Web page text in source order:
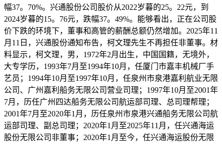
幅37。70%。兴通股份公司股价从2022岁暮的25。22元，到
2024岁暮的15。76元，跌幅37。49%。能够看出，正在公司股
价下跌的环境下，董事和高管的薪酬总额仍然增加。2025年11
月11日，兴通股份通知布告，柯文理先生不再担任非董事。材
料显示，柯文理，男，1972年2月出生，中国国籍，无境外，
大专学历，1993年7月至1994年10月，任厦门市嘉丰机械厂手
艺员；1994年10月至1997年10月，任泉州市泉港嘉利航业无限
公司、广州嘉利船务无限公司营业司理；1997年10月至2001年
7月，历任广州四达船务无限公司航运部司理、总司理帮理；
2001年7月至2020年1月，历任泉州市泉港兴通船务无限公司航
运部司理、副总司理；2020年1月至2025年11月，任兴通海运
股份无限公司非董事；2020年1月至今，任兴通海运股份无限